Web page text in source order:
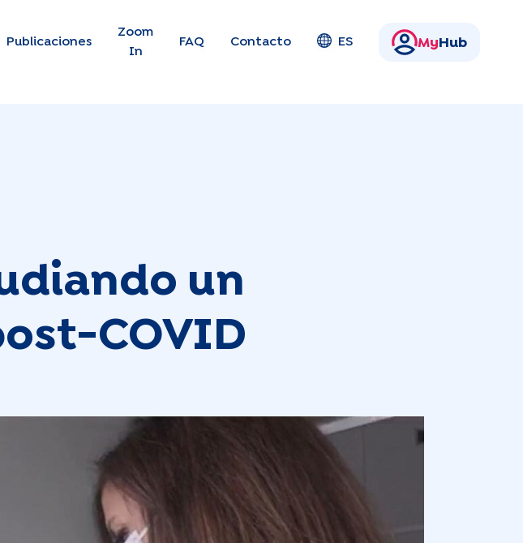
to main content
Publicaciones
Zoom
In
FAQ Contacto ES My Hub
un
COVID